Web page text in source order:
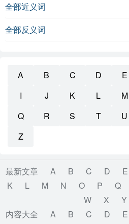
全部近义词
全部反义词
A B C D E
I
J K L M
Q
R S T U
Z
最新文章 A B C D E
K
L M N O P Q
W
X Y
内容大全
A B C D E